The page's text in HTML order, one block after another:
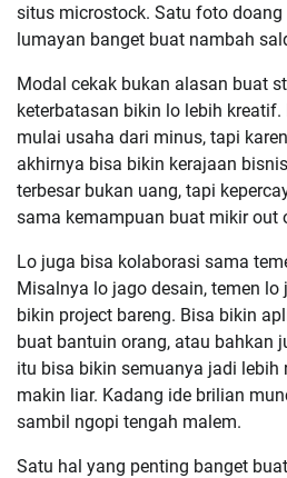
situs microstock. Satu foto
lumayan banget buat nambah
Modal cekak bukan alasan buat
keterbatasan bikin lo lebih
mulai usaha dari minus, tapi
akhirnya bisa bikin kerajaan
terbesar bukan uang, tapi
sama kemampuan buat mikir out
Lo juga bisa kolaborasi sama
Misalnya lo jago desain, temen lo
bikin project bareng. Bisa bikin
buat bantuin orang, atau bahkan
itu bisa bikin semuanya jadi lebih
makin liar. Kadang ide brilian
sambil ngopi tengah malem.
Satu hal yang penting banget